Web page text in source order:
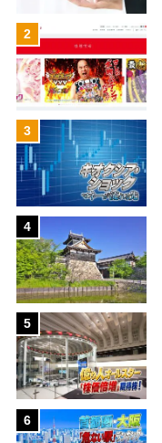
2
3
4
5
6